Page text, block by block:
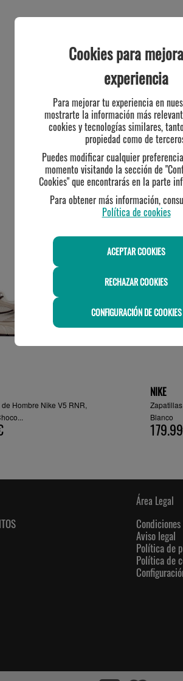
TE PUEDE
Hombre Nike V5 RNR,
NIKE
Blanco
Área Legal
Aviso legal
Política de
Política de
Cookies para
experiencia
Para mejorar tu experiencia en
mostrarte la información más
cookies y tecnologías similares,
propiedad como de
Puedes modificar cualquier
momento visitando la sección de
Cookies" que encontrarás en la parte
Para obtener más información,
Política de cookies
ACEPTAR COOKIES
RECHAZAR COOKIES
CONFIGURACIÓN DE COOKIES